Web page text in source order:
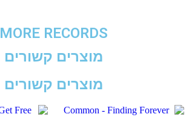
MORE RECORDS
מוצרים קשורים
מוצרים קשורים